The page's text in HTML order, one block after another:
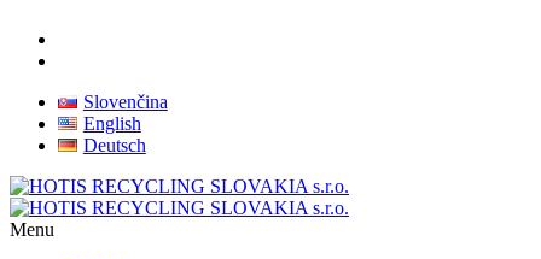
Slovenčina
English
Deutsch
Menu